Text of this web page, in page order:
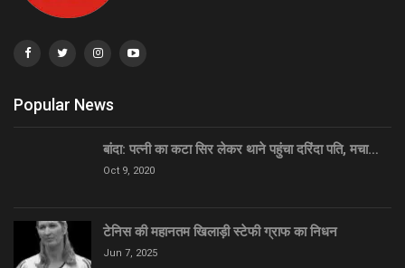
Popular News
बांदा: पत्नी का कटा सिर लेकर थाने पहुंचा दरिंदा पति, मचा…
Oct 9, 2020
टेनिस की महानतम खिलाड़ी स्टेफी ग्राफ का निधन
Jun 7, 2025